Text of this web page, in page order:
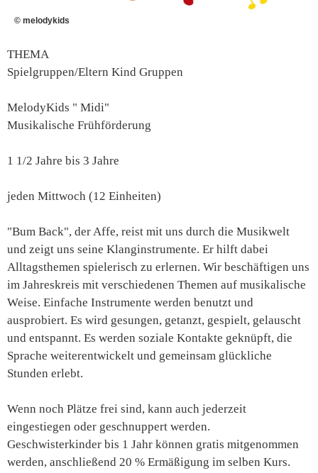
© melodykids
THEMA
Spielgruppen/Eltern Kind Gruppen
MelodyKids " Midi"
Musikalische Frühförderung
1 1/2 Jahre bis 3 Jahre
jeden Mittwoch (12 Einheiten)
"Bum Back", der Affe, reist mit uns durch die Musikwelt
und zeigt uns seine Klanginstrumente. Er hilft dabei
Alltagsthemen spielerisch zu erlernen. Wir beschäftigen uns
im Jahreskreis mit verschiedenen Themen auf musikalische
Weise. Einfache Instrumente werden benutzt und
ausprobiert. Es wird gesungen, getanzt, gespielt, gelauscht
und entspannt. Es werden soziale Kontakte geknüpft, die
Sprache weiterentwickelt und gemeinsam glückliche
Stunden erlebt.
Wenn noch Plätze frei sind, kann auch jederzeit
eingestiegen oder geschnuppert werden.
Geschwisterkinder bis 1 Jahr können gratis mitgenommen
werden, anschließend 20 % Ermäßigung im selben Kurs.